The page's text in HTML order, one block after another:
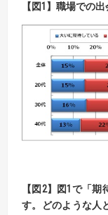
【図1】職場での
【図2】図1で「
す。どのような人